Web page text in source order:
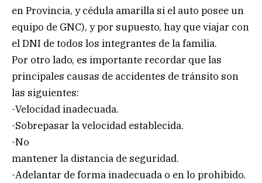
en Provincia, y cédula amarilla si el auto posee un
equipo de GNC), y por supuesto, hay que viajar con
el DNI de todos los integrantes de la familia.
Por otro lado, es importante recordar que las
principales causas de accidentes de tránsito son
las siguientes:
-Velocidad inadecuada.
-Sobrepasar la velocidad establecida.
-No
mantener la distancia de seguridad.
-Adelantar de forma inadecuada o en lo prohibido.